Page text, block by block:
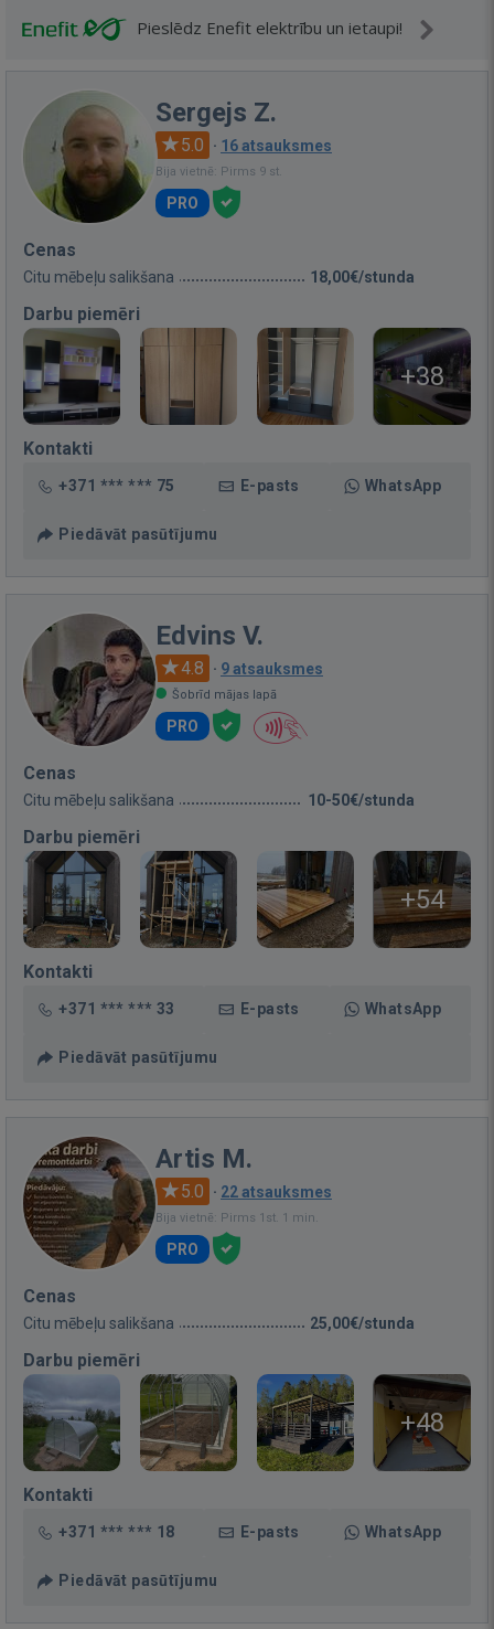
Pieslēdz Enefit elektrību un ietaupi!
Sergejs Z.
5.0 · 16 atsauksmes
Bija vietnē: Pirms 9 st.
PRO
Cenas
Citu mēbeļu salikšana 18,00€/stunda
Darbu piemēri
+38
Kontakti
+371 *** *** 75 E-pasts WhatsApp
Piedāvāt pasūtījumu
Edvins V.
4.8 · 9 atsauksmes
Šobrīd mājas lapā
PRO
Cenas
Citu mēbeļu salikšana 10-50€/stunda
Darbu piemēri
+54
Kontakti
+371 *** *** 33 E-pasts WhatsApp
Piedāvāt pasūtījumu
Artis M.
5.0 · 22 atsauksmes
Bija vietnē: Pirms 1st. 1 min.
PRO
Cenas
Citu mēbeļu salikšana 25,00€/stunda
Darbu piemēri
+48
Kontakti
+371 *** *** 18 E-pasts WhatsApp
Piedāvāt pasūtījumu